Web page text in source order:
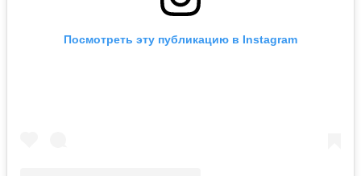
Посмотреть эту публикацию в Instagram